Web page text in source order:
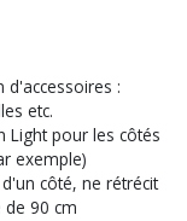
d'accessoires :
etc.
Light pour les côtés
exemple)
côté, ne rétrécit
90 cm